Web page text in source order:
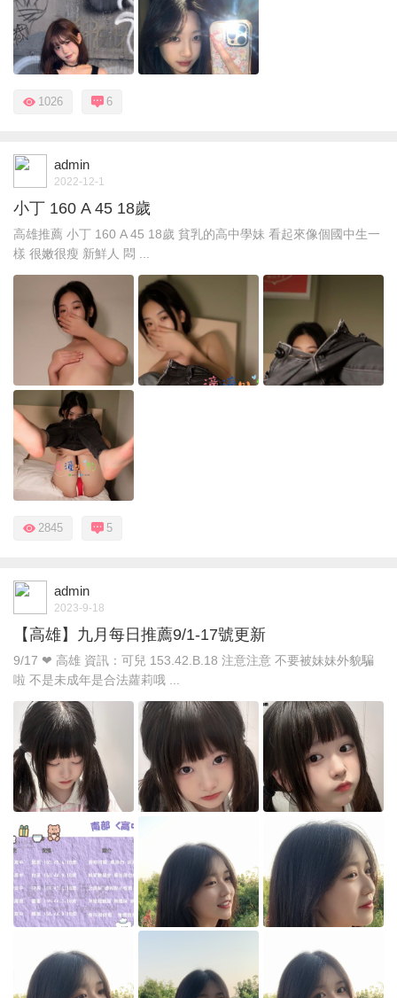
1026 6
admin
2022-12-1
小丁 160 A 45 18歲
高雄推薦 小丁 160 A 45 18歲 貧乳的高中學妹 看起來像個國中生一
樣 很嫩很瘦 新鮮人 悶 ...
2845 5
admin
2023-9-18
【高雄】九月每日推薦9/1-17號更新
9/17 ❤ 高雄 資訊：可兒 153.42.B.18 注意注意 不要被妹妹外貌騙
啦 不是未成年是合法蘿莉哦 ...